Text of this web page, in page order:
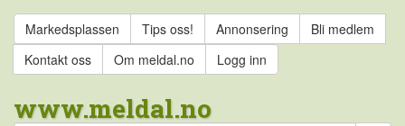
Markedsplassen Tips oss! Annonsering
Bli medlem
Kontakt oss
Om meldal.no Logg inn
www.meldal.no